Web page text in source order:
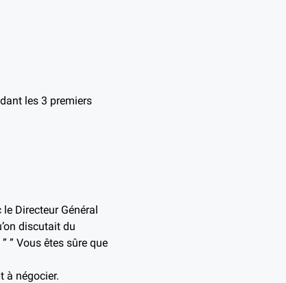
les 3 premiers
Directeur Général
discutait du
” Vous êtes sûre que
à négocier.